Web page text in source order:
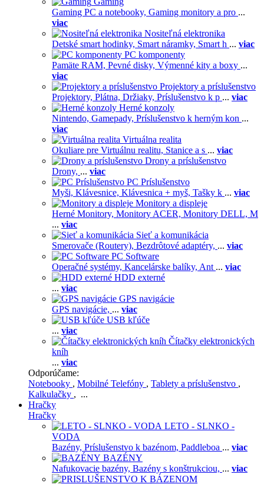
Gaming PC a notebooky, Gaming monitory a pro ...
viac
Nositeľná elektronika
Detské smart hodinky, Smart náramky, Smart h ... viac
PC komponenty
Pamäte RAM, Pevné disky, Výmenné kity a boxy ...
viac
Projektory a príslušenstvo
Projektory, Plátna, Držiaky, Príslušenstvo k p ... viac
Herné konzoly
Nintendo, Gamepady, Príslušenstvo k herným kon ...
viac
Virtuálna realita
Okuliare pre Virtuálnu realitu, Stanice a s ... viac
Drony a príslušenstvo
Drony, ... viac
PC Príslušenstvo
Myši, Klávesnice, Klávesnica + myš, Tašky k ... viac
Monitory a displeje
Herné Monitory, Monitory ACER, Monitory DELL, M
... viac
Sieť a komunikácia
Smerovače (Routery), Bezdrôtové adaptéry, ... viac
PC Software
Operačné systémy, Kancelárske balíky, Ant ... viac
HDD externé
... viac
GPS navigácie
GPS navigácie, ... viac
USB kľúče
... viac
Čítačky elektronických
kníh
... viac
Odporúčame:
Notebooky , Mobilné Telefóny , Tablety a príslušenstvo ,
Kalkulačky , ...
Hračky
Hračky
LETO - SLNKO -
VODA
Bazény, Príslušenstvo k bazénom, Paddleboa ... viac
BAZÉNY
Nafukovacie bazény, Bazény s konštrukciou, ... viac